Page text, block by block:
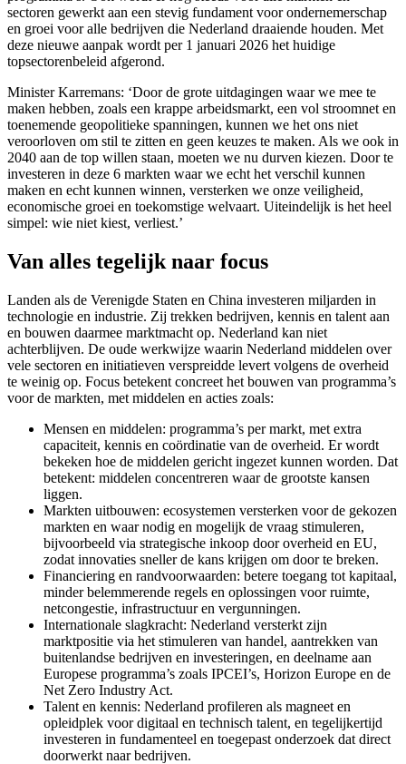
sectoren gewerkt aan een stevig fundament voor ondernemerschap
en groei voor alle bedrijven die Nederland draaiende houden. Met
deze nieuwe aanpak wordt per 1 januari 2026 het huidige
topsectorenbeleid afgerond.
Minister Karremans: ‘Door de grote uitdagingen waar we mee te
maken hebben, zoals een krappe arbeidsmarkt, een vol stroomnet en
toenemende geopolitieke spanningen, kunnen we het ons niet
veroorloven om stil te zitten en geen keuzes te maken. Als we ook in
2040 aan de top willen staan, moeten we nu durven kiezen. Door te
investeren in deze 6 markten waar we echt het verschil kunnen
maken en echt kunnen winnen, versterken we onze veiligheid,
economische groei en toekomstige welvaart. Uiteindelijk is het heel
simpel: wie niet kiest, verliest.’
Van alles tegelijk naar focus
Landen als de Verenigde Staten en China investeren miljarden in
technologie en industrie. Zij trekken bedrijven, kennis en talent aan
en bouwen daarmee marktmacht op. Nederland kan niet
achterblijven. De oude werkwijze waarin Nederland middelen over
vele sectoren en initiatieven verspreidde levert volgens de overheid
te weinig op. Focus betekent concreet het bouwen van programma’s
voor de markten, met middelen en acties zoals:
Mensen en middelen: programma’s per markt, met extra
capaciteit, kennis en coördinatie van de overheid. Er wordt
bekeken hoe de middelen gericht ingezet kunnen worden. Dat
betekent: middelen concentreren waar de grootste kansen
liggen.
Markten uitbouwen: ecosystemen versterken voor de gekozen
markten en waar nodig en mogelijk de vraag stimuleren,
bijvoorbeeld via strategische inkoop door overheid en EU,
zodat innovaties sneller de kans krijgen om door te breken.
Financiering en randvoorwaarden: betere toegang tot kapitaal,
minder belemmerende regels en oplossingen voor ruimte,
netcongestie, infrastructuur en vergunningen.
Internationale slagkracht: Nederland versterkt zijn
marktpositie via het stimuleren van handel, aantrekken van
buitenlandse bedrijven en investeringen, en deelname aan
Europese programma’s zoals IPCEI’s, Horizon Europe en de
Net Zero Industry Act.
Talent en kennis: Nederland profileren als magneet en
opleidplek voor digitaal en technisch talent, en tegelijkertijd
investeren in fundamenteel en toegepast onderzoek dat direct
doorwerkt naar bedrijven.